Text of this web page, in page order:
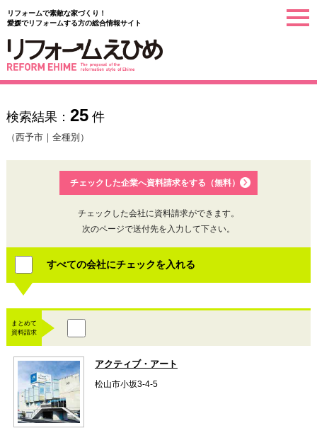
リフォームで素敵な家づくり！
愛媛でリフォームする方の総合情報サイト
検索結果： 25 件
（西予市｜全種別）
チェックした企業へ資料請求をする（無料）
チェックした会社に資料請求ができます。
次のページで送付先を入力して下さい。
すべての会社にチェックを入れる
まとめて
資料請求
アクティブ・アート
松山市小坂3-4-5